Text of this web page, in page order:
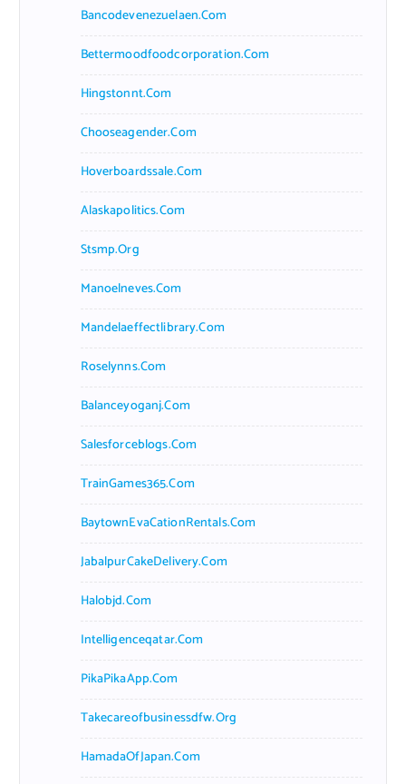
Bancodevenezuelaen.com
Bettermoodfoodcorporation.com
Hingstonnt.com
Chooseagender.com
Hoverboardssale.com
Alaskapolitics.com
Stsmp.org
Manoelneves.com
Mandelaeffectlibrary.com
Roselynns.com
Balanceyoganj.com
Salesforceblogs.com
TrainGames365.com
BaytownEvaCationRentals.com
JabalpurCakeDelivery.com
Halobjd.com
Intelligenceqatar.com
PikaPikaApp.com
Takecareofbusinessdfw.org
HamadaOfJapan.com